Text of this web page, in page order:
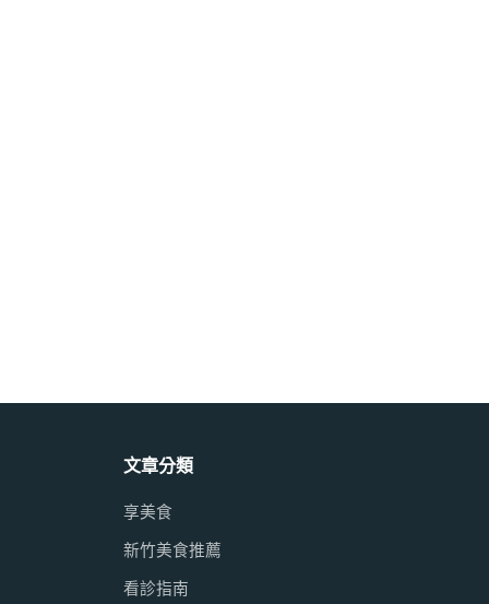
文章分類
享美食
新竹美食推薦
看診指南